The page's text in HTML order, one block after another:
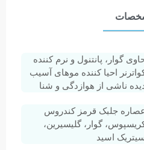
گوار، پانتنول و نرم کننده
احیا کننده موهای آسیب
ناشی از هوازدگی و شنا
جلبک قرمز کندروس
گوار، گلیسیرین،
اسید